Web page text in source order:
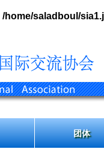
/home/saladboul/
团体